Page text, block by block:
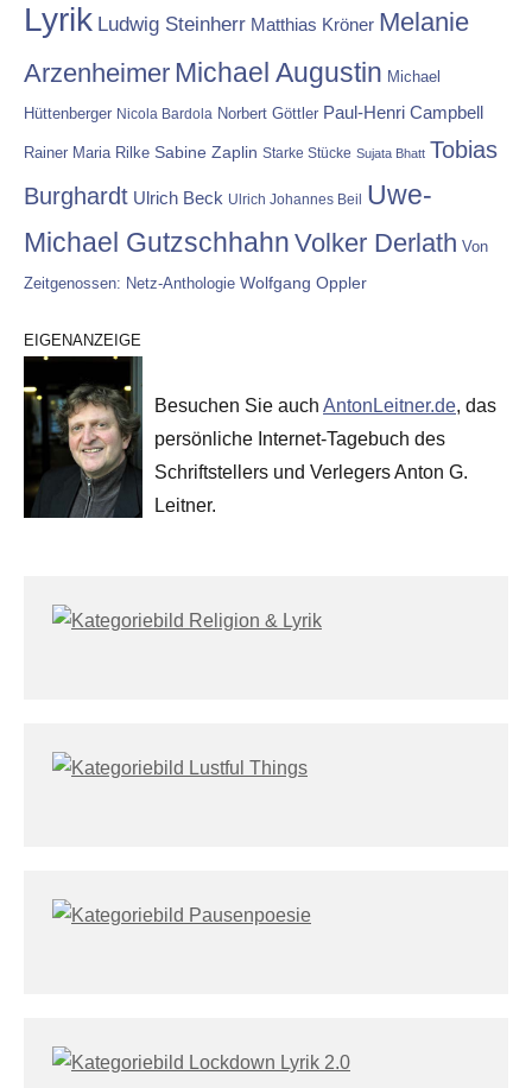
Lyrik Ludwig Steinherr Matthias Kröner Melanie
Arzenheimer Michael Augustin Michael
Hüttenberger Nicola Bardola Norbert Göttler Paul-Henri Campbell
Rainer Maria Rilke Sabine Zaplin Starke Stücke Sujata Bhatt Tobias
Burghardt Ulrich Beck Ulrich Johannes Beil
Uwe-
Michael Gutzschhahn Volker Derlath Von
Zeitgenossen: Netz-Anthologie Wolfgang Oppler
EIGENANZEIGE
Besuchen Sie auch AntonLeitner.de, das
persönliche Internet-Tagebuch des
Schriftstellers und Verlegers Anton G.
Leitner.